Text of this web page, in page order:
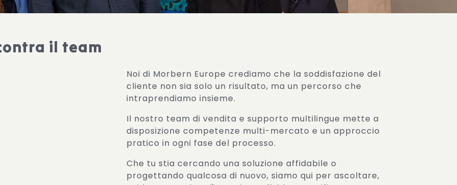
il team
Noi di Morbern Europe crediamo che la soddisfazione del
cliente non sia solo un risultato, ma un percorso che
intraprendiamo insieme.
Il nostro team di vendita e supporto multilingue mette a
disposizione competenze multi-mercato e un approccio
pratico in ogni fase del processo.
Che tu stia cercando una soluzione affidabile o
progettando qualcosa di nuovo, siamo qui per ascoltare,